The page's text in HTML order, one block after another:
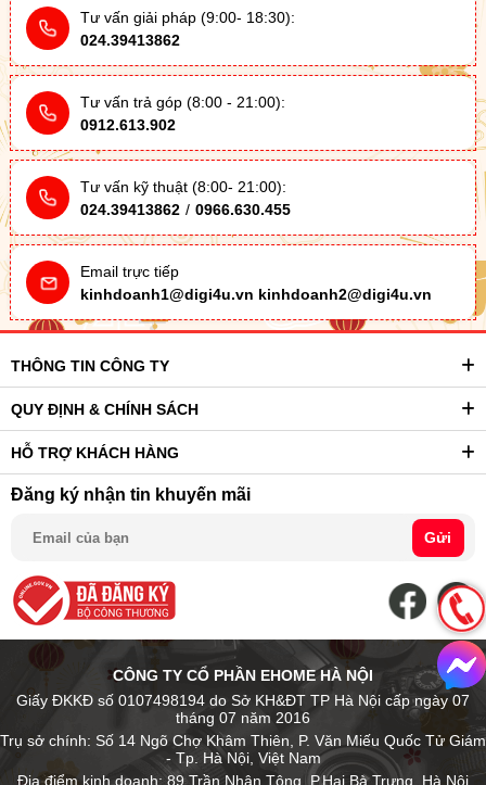
Tư vấn giải pháp (9:00- 18:30):
024.39413862
Tư vấn trả góp (8:00 - 21:00):
0912.613.902
Tư vấn kỹ thuật (8:00- 21:00):
024.39413862 / 0966.630.455
Email trực tiếp
kinhdoanh1@digi4u.vn kinhdoanh2@digi4u.vn
THÔNG TIN CÔNG TY
QUY ĐỊNH & CHÍNH SÁCH
HỖ TRỢ KHÁCH HÀNG
Đăng ký nhận tin khuyến mãi
Gửi
CÔNG TY CỔ PHẦN EHOME HÀ NỘI
Giấy ĐKKĐ số 0107498194 do Sở KH&ĐT TP Hà Nội cấp ngày 07
tháng 07 năm 2016
Trụ sở chính: Số 14 Ngõ Chợ Khâm Thiên, P. Văn Miếu Quốc Tử Giám
- Tp. Hà Nội, Việt Nam
Địa điểm kinh doanh: 89 Trần Nhân Tông, P.Hai Bà Trưng, Hà Nội